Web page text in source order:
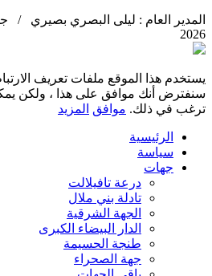
المدير العام : ليلى البصري بصيري
2026
يستخدم هذا الموقع ملفات تعريف
سنفترض أنك موافق على هذا ، ولكن
ترغب في ذلك. موافق المزيد
الرئيسية
سياسة
جهات
درعة تافيلالت
تادلة بني ملال
الجهة الشرقية
الدار البيضاء الكبرى
طنجة الحسيمة
جهة الصحراء